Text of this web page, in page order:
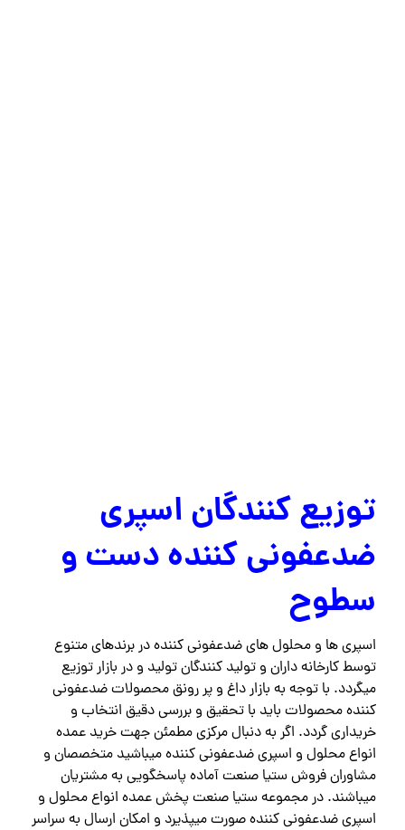
توسط کارخانه داران و تولید کنندگان تولید و در بازار توزیع
میگردد. با توجه به بازار داغ و پر رونق محصولات ضدعفونی
کننده محصولات باید با تحقیق و بررسی دقیق انتخاب و
خریداری گردد. اگر به دنبال مرکزی مطمئن جهت خرید عمده
انواع محلول و اسپری ضدعفونی کننده میباشید متخصصان و
مشاوران فروش ستیا صنعت آماده پاسخگویی به مشتریان
میباشند. در مجموعه ستیا صنعت پخش عمده انواع محلول و
اسپری ضدعفونی کننده صورت میپذیرد و امکان ارسال به سراسر
کشور در کوتاهترین زمان ممکن وجود دارد شما میتوانید با
اطمینان خاطر محصولات خود را انتخاب و خریدتان را ثبت
نمایید.
این مطلب چه اندازه برایتان مفید بوده
است؟